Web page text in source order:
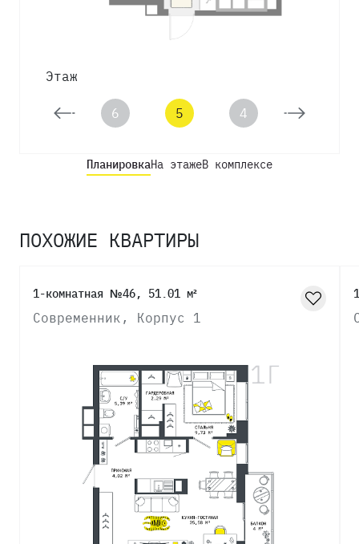
Этаж
7 6 5 4 3
ПланировкаНа этажеВ комплексе
ПОХОЖИЕ КВАРТИРЫ
1-комнатная №46, 51.01 м²
Современник, Корпус 1